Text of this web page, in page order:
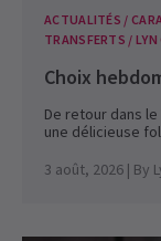
ACTUALITÉS /
TRANSFERTS / LYN
Choix
De retour dans
une délicieuse
3 août, 2026 | By